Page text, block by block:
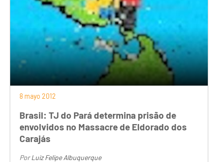
8 mayo 2012
Brasil: TJ do Pará determina prisão de
envolvidos no Massacre de Eldorado dos
Carajás
PorLuiz Felipe Albuquerque